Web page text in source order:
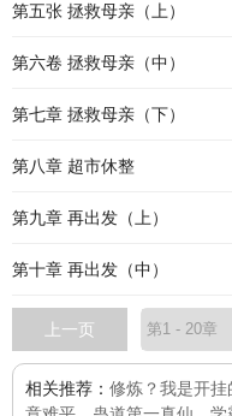
第五张 拯救母亲（上）
第六卷 拯救母亲（中）
第七章 拯救母亲（下）
第八章 超市休整
第九章 再出发（上）
第十章 再出发（中）
上一页
相关推荐： 修炼？我是开挂